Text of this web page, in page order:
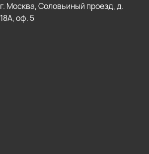
г. Москва, Соловьиный проезд, д.
18А, оф. 5